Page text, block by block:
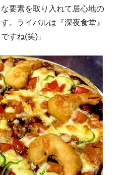
要素を取り入れて居心地の
。ライバルは『深夜食堂』
すね(笑)」